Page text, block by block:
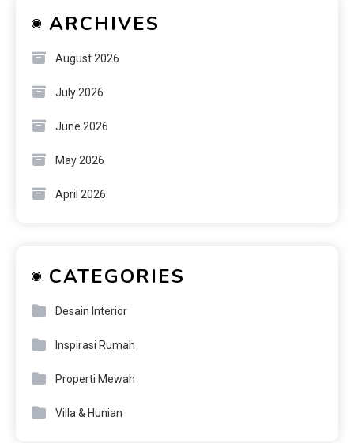
ARCHIVES
August 2026
July 2026
June 2026
May 2026
April 2026
CATEGORIES
Desain Interior
Inspirasi Rumah
Properti Mewah
Villa & Hunian